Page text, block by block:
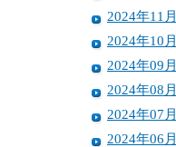
2024年11月
2024年10月
2024年09月
2024年08月
2024年07月
2024年06月